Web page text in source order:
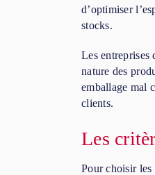
d’optimiser
stocks.
Les entreprises
nature des
emballage mal
clients.
Les
Pour choisir les